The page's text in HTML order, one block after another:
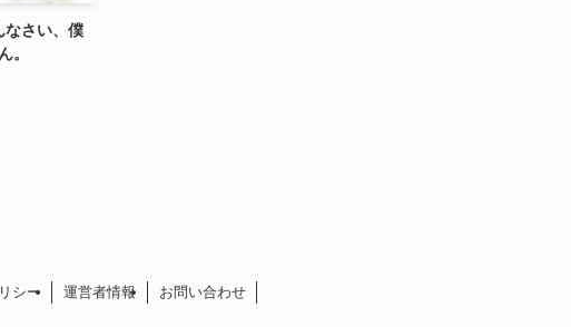
さい、僕
。
シー 運営者情報 お問い合わせ